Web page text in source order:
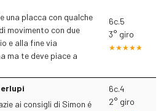
una placca con qualche
movimento con due
e alla fine via
ma te deve piace a
6c.5
3° giro
ai consigli di Simon é
6c.4
2° giro